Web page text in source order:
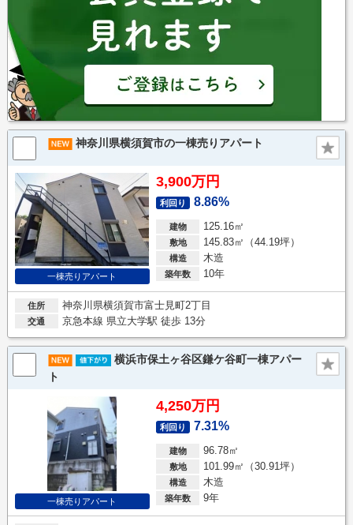
神奈川県横須賀市の一棟売りアパート
一棟売りアパート
3,900万円
利回り 8.86%
建物 125.16㎡
敷地 145.83㎡（44.19坪）
構造 木造
築年数 10年
住所 神奈川県横須賀市富士見町2丁目
交通 京急本線 県立大学駅 徒歩 13分
横浜市保土ヶ谷区鎌ケ谷町一棟アパー
ト
一棟売りアパート
4,250万円
利回り 7.31%
建物 96.78㎡
敷地 101.99㎡（30.91坪）
構造 木造
築年数 9年